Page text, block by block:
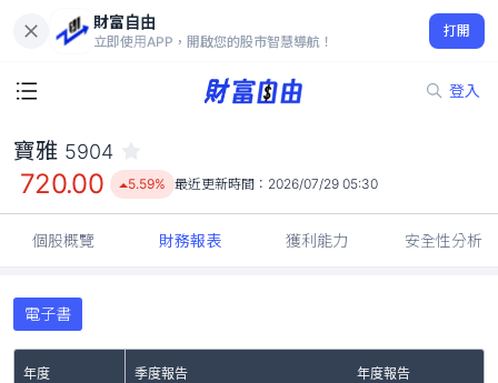
財富自由
立即使用APP，開啟您的股市智慧導航！
打開
登入
720.00
5.59%
寶雅 5904
720.00 5.59% 最近更新時間： 2026/07/29 05:30
個股概覽 財務報表 獲利能力 安全性分析
電子書
年度 季度報告 年度報告